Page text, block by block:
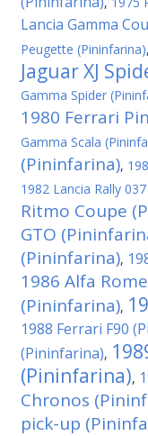
Lancia Gamma
Peugette (Pininfarina),
Jaguar XJ
Gamma Spider
1980 Ferrari
Gamma Scala
(Pininfarina),
1982 Lancia Rally
Ritmo Coupe
GTO
(Pininfarina),
1986 Alfa
(Pininfarina),
1988 Ferrari F90
(Pininfarina),
(Pininfarina),
Chronos
pick-up